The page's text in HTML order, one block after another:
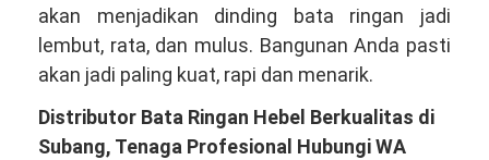
akan menjadikan dinding bata ringan jadi
lembut, rata, dan mulus. Bangunan Anda pasti
akan jadi paling kuat, rapi dan menarik.
Distributor Bata Ringan Hebel Berkualitas di
Subang, Tenaga Profesional Hubungi WA